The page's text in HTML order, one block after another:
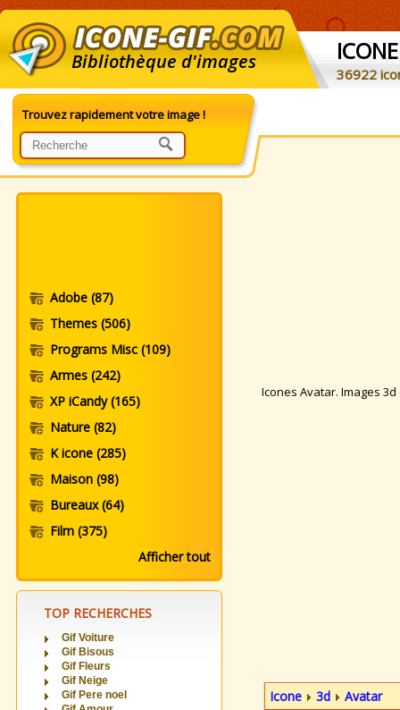
Bibliothèque d'images ICONE
36922
Trouvez rapidement votre image !
Adobe (87)
Themes (506)
Programs Misc (109)
Armes (242)
XP iCandy(165)
Nature (82)
K icone (285)
Maison (98)
Bureaux(64)
Film (375)
Afficher tout
TOP RECHERCHES
Gif Voiture
Gif Bisous
Gif Fleurs
Gif Neige
Gif Pere noel
Icones Avatar. Images
Icone 3d Avatar